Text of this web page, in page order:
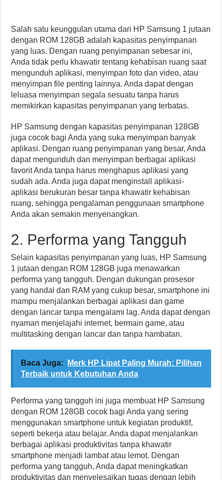
Salah satu keunggulan utama dari HP Samsung 1 jutaan
dengan ROM 128GB adalah kapasitas penyimpanan
yang luas. Dengan ruang penyimpanan sebesar ini,
Anda tidak perlu khawatir tentang kehabisan ruang saat
mengunduh aplikasi, menyimpan foto dan video, atau
menyimpan file penting lainnya. Anda dapat dengan
leluasa menyimpan segala sesuatu tanpa harus
memikirkan kapasitas penyimpanan yang terbatas.
HP Samsung dengan kapasitas penyimpanan 128GB
juga cocok bagi Anda yang suka menyimpan banyak
aplikasi. Dengan ruang penyimpanan yang besar, Anda
dapat mengunduh dan menyimpan berbagai aplikasi
favorit Anda tanpa harus menghapus aplikasi yang
sudah ada. Anda juga dapat menginstall aplikasi-
aplikasi berukuran besar tanpa khawatir kehabisan
ruang, sehingga pengalaman penggunaan smartphone
Anda akan semakin menyenangkan.
2. Performa yang Tangguh
Selain kapasitas penyimpanan yang luas, HP Samsung
1 jutaan dengan ROM 128GB juga menawarkan
performa yang tangguh. Dengan dukungan prosesor
yang handal dan RAM yang cukup besar, smartphone ini
mampu menjalankan berbagai aplikasi dan game
dengan lancar tanpa mengalami lag. Anda dapat dengan
nyaman menjelajahi internet, bermain game, atau
multitasking dengan lancar dan tanpa hambatan.
Baca Juga:
Merk HP Lipat Paling Murah: Pilihan
Terbaik untuk Kebutuhan Anda
Performa yang tangguh ini juga membuat HP Samsung
dengan ROM 128GB cocok bagi Anda yang sering
menggunakan smartphone untuk kegiatan produktif,
seperti bekerja atau belajar. Anda dapat menjalankan
berbagai aplikasi produktivitas tanpa khawatir
smartphone menjadi lambat atau lemot. Dengan
performa yang tangguh, Anda dapat meningkatkan
produktivitas dan menyelesaikan tugas dengan lebih